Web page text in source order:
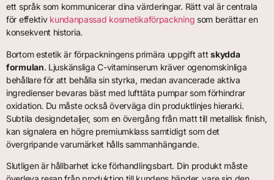
ett språk som kommunicerar dina värderingar. Rätt val är centrala
för effektiv kundanpassad kosmetikaförpackning som berättar en
konsekvent historia.
Bortom estetik är förpackningens primära uppgift attskydda
formulan. Ljuskänsliga C-vitaminserum kräver ogenomskinliga
behållare för att behålla sin styrka, medan avancerade aktiva
ingredienser bevaras bäst med lufttäta pumpar som förhindrar
oxidation. Du måste också överväga din produktlinjes hierarki.
Subtila designdetaljer, som en övergång från matt till metallisk finish,
kan signalera en högre premiumklass samtidigt som det
övergripande varumärket hålls sammanhängande.
Slutligen är hållbarhet icke förhandlingsbart. Din produkt måste